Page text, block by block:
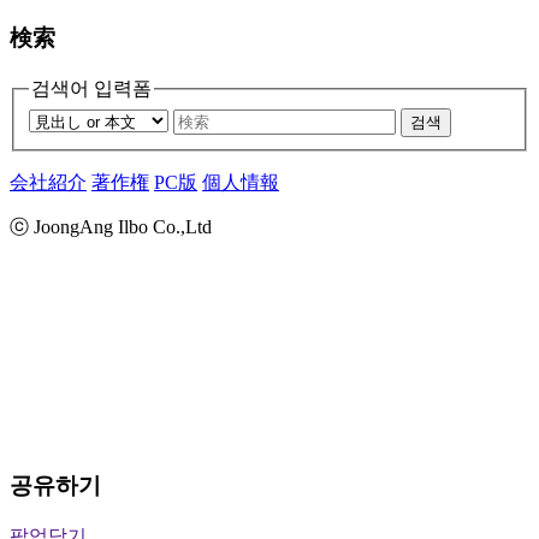
検索
검색어 입력폼
검색
会社紹介 著作権 PC版 個人情報
ⓒ JoongAng Ilbo Co.,Ltd
공유하기